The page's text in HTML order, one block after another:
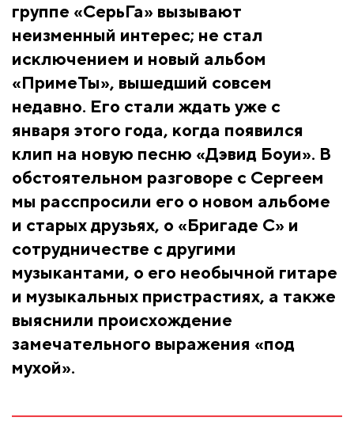
группе «СерьГа» вызывают
неизменный интерес; не стал
исключением и новый альбом
«ПримеТы», вышедший совсем
недавно. Его стали ждать уже с
января этого года, когда появился
клип на новую песню «Дэвид Боуи». В
обстоятельном разговоре с Сергеем
мы расспросили его о новом альбоме
и старых друзьях, о «Бригаде С» и
сотрудничестве с другими
музыкантами, о его необычной гитаре
и музыкальных пристрастиях, а также
выяснили происхождение
замечательного выражения «под
мухой».